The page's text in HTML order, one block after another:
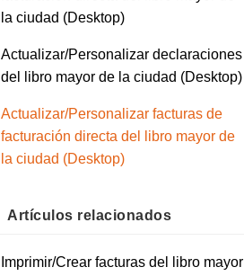
la ciudad (Desktop)
Actualizar/Personalizar declaraciones
del libro mayor de la ciudad (Desktop)
Actualizar/Personalizar facturas de
facturación directa del libro mayor de
la ciudad (Desktop)
Artículos relacionados
Imprimir/Crear facturas del libro mayor